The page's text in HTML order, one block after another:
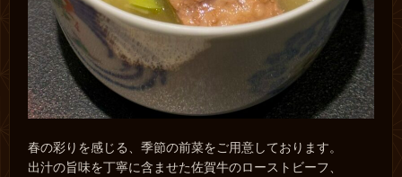
春の彩りを感じる、季節の前菜をご用意しております。
出汁の旨味を丁寧に含ませた佐賀牛のローストビーフ、